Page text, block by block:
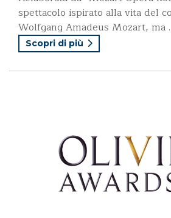
spettacolo ispirato alla vita del
Wolfgang Amadeus Mozart, ma
Scopri di più